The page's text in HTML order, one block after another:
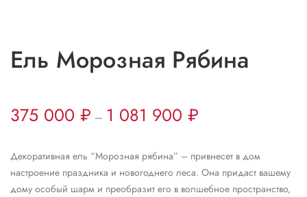
Ель Морозная Рябина
375 000 ₽ – 1 081 900 ₽
Декоративная ель “Морозная рябина” – привнесет в дом
настроение праздника и новогоднего леса. Она придаст вашему
дому особый шарм и преобразит его в волшебное пространство,